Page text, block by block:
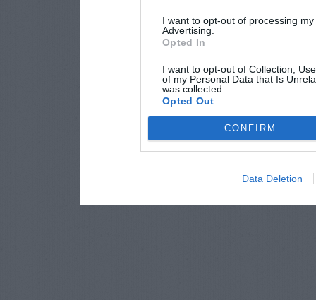
I want to opt-out of processing
Advertising.
Opted In
I want to opt-out of Collection,
of my Personal Data that Is
was collected.
Opted Out
CONFIRM
Data Deletion